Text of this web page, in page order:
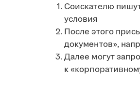
Соискателю
условия
После этого
документов»,
Далее могут
к